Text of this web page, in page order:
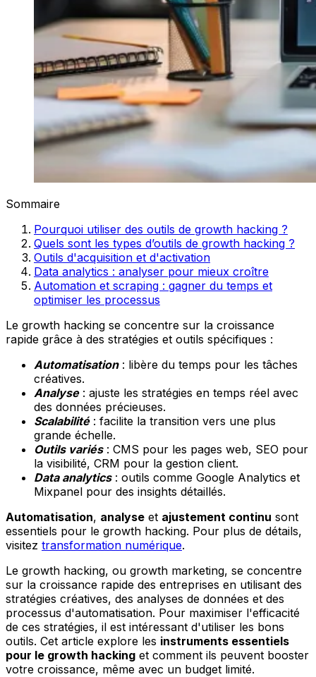
Sommaire
Pourquoi utiliser des outils de growth hacking ?
Quels sont les types d’outils de growth hacking ?
Outils d'acquisition et d'activation
Data analytics : analyser pour mieux croître
Automation et scraping : gagner du temps et
optimiser les processus
Le growth hacking se concentre sur la croissance
rapide grâce à des stratégies et outils spécifiques :
Automatisation: libère du temps pour les tâches
créatives.
Analyse: ajuste les stratégies en temps réel avec
des données précieuses.
Scalabilité: facilite la transition vers une plus
grande échelle.
Outils variés: CMS pour les pages web, SEO pour
la visibilité, CRM pour la gestion client.
Data analytics: outils comme Google Analytics et
Mixpanel pour des insights détaillés.
Automatisation, analyse et ajustement continu sont
essentiels pour le growth hacking. Pour plus de détails,
visitez transformation numérique.
Le growth hacking, ou growth marketing, se concentre
sur la croissance rapide des entreprises en utilisant des
stratégies créatives, des analyses de données et des
processus d'automatisation. Pour maximiser l'efficacité
de ces stratégies, il est intéressant d'utiliser les bons
outils. Cet article explore les instruments essentiels
pour le growth hacking et comment ils peuvent booster
votre croissance, même avec un budget limité.